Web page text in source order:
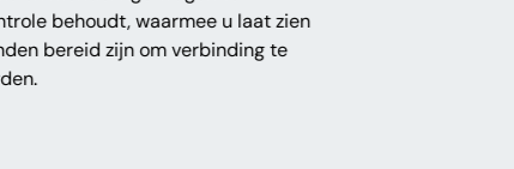
behoudt, waarmee u laat zien
bereid zijn om verbinding te